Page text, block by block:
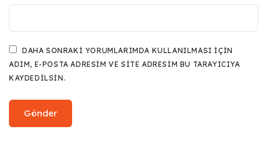
DAHA SONRAKI YORUMLARIMDA KULLANILMASI IÇIN
ADIM, E-POSTA ADRESIM VE SITE ADRESIM BU TARAYICIYA
KAYDEDILSIN.